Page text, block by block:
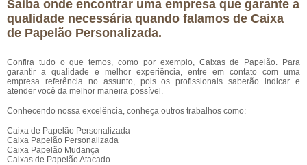
Saiba onde encontrar uma empresa que garante a
qualidade necessária quando falamos de Caixa
de Papelão Personalizada.
Confira tudo o que temos, como por exemplo, Caixas de Papelão. Para
garantir a qualidade e melhor experiência, entre em contato com uma
empresa referência no assunto, pois os profissionais saberão indicar e
atender você da melhor maneira possível.
Conhecendo nossa excelência, conheça outros trabalhos como:
Caixa de Papelão Personalizada
Caixa Papelão Personalizada
Caixa Papelão Mudança
Caixas de Papelão Atacado